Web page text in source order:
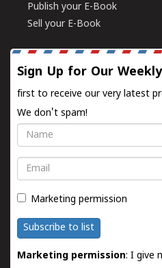
Publish your E-Book
Sell your E-Book
Sign Up for Our
first to receive our very latest
We don't spam!
Name
Email
Marketing permission
Subscribe to list
Marketing permission: I give